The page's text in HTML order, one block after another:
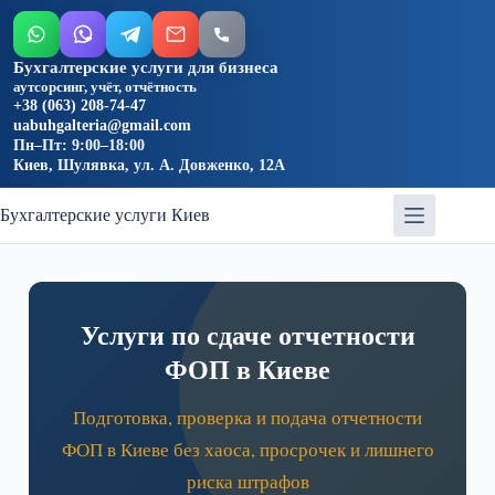
Бухгалтерские услуги для бизнеса
аутсорсинг, учёт, отчётность
+38 (063) 208-74-47
uabuhgalteria@gmail.com
Пн–Пт: 9:00–18:00
Киев, Шулявка, ул. А. Довженко, 12А
Бухгалтерские услуги Киев
Услуги по сдаче отчетности
ФОП в Киеве
Подготовка, проверка и подача отчетности
ФОП в Киеве без хаоса, просрочек и лишнего
риска штрафов